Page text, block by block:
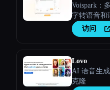
Voispark：
字转语音和
访问
Lovo
AI 语音生
克隆